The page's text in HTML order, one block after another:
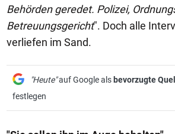
Behörden geredet. Polizei,
Betreuungsgericht". Doch alle
verliefen im Sand.
"Heute"auf Google als bevorzugte
festlegen